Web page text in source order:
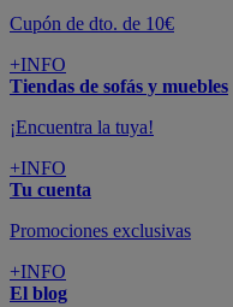
Cupón de dto. de 10€
+INFO
Tiendas de sofás y muebles
¡Encuentra la tuya!
+INFO
Tu cuenta
Promociones exclusivas
+INFO
El blog